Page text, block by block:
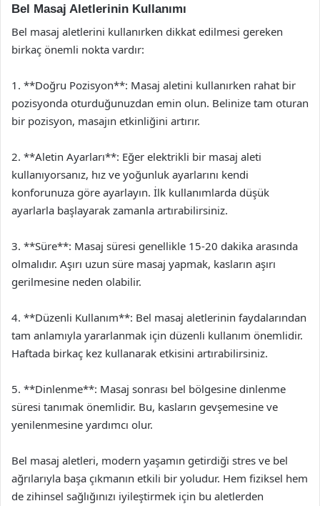
Bel Masaj Aletlerinin Kullanımı
Bel masaj aletlerini kullanırken dikkat edilmesi gereken
birkaç önemli nokta vardır:
1. **Doğru Pozisyon**: Masaj aletini kullanırken rahat bir
pozisyonda oturduğunuzdan emin olun. Belinize tam oturan
bir pozisyon, masajın etkinliğini artırır.
2. **Aletin Ayarları**: Eğer elektrikli bir masaj aleti
kullanıyorsanız, hız ve yoğunluk ayarlarını kendi
konforunuza göre ayarlayın. İlk kullanımlarda düşük
ayarlarla başlayarak zamanla artırabilirsiniz.
3. **Süre**: Masaj süresi genellikle 15-20 dakika arasında
olmalıdır. Aşırı uzun süre masaj yapmak, kasların aşırı
gerilmesine neden olabilir.
4. **Düzenli Kullanım**: Bel masaj aletlerinin faydalarından
tam anlamıyla yararlanmak için düzenli kullanım önemlidir.
Haftada birkaç kez kullanarak etkisini artırabilirsiniz.
5. **Dinlenme**: Masaj sonrası bel bölgesine dinlenme
süresi tanımak önemlidir. Bu, kasların gevşemesine ve
yenilenmesine yardımcı olur.
Bel masaj aletleri, modern yaşamın getirdiği stres ve bel
ağrılarıyla başa çıkmanın etkili bir yoludur. Hem fiziksel hem
de zihinsel sağlığınızı iyileştirmek için bu aletlerden